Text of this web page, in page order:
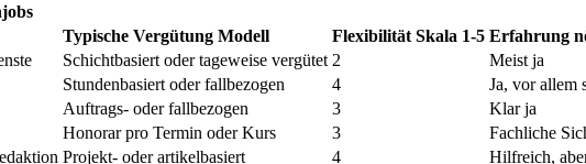
Typische Vergütung Modell Flexibilität Skala 1-5 Erfahrung
Schichtbasiert oder tageweise vergütet 2
Meist ja
Stundenbasiert oder fallbezogen 4
Ja, vor allem
Auftrags- oder fallbezogen 3
Klar ja
Honorar pro Termin oder Kurs 3
Fachliche
Projekt- oder artikelbasiert 4
Hilfreich,